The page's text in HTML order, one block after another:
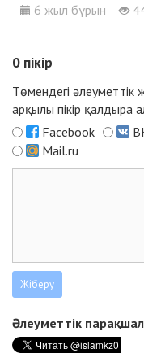
6 жыл бұрын
0 пікір
Төмендегі әлеуметтік
арқылы пікір қалдыра
Facebook
Mail.ru
Әлеуметтік